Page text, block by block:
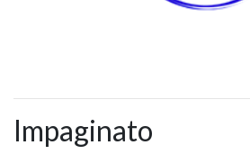
Impaginato